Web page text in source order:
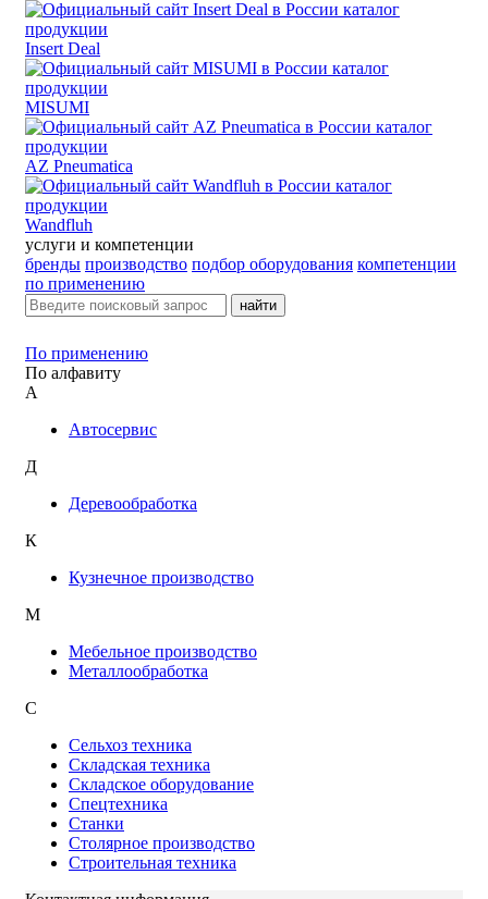
Insert Deal
MISUMI
AZ Pneumatica
Wandfluh
услуги и компетенции
бренды производство подбор оборудования компетенции
по применению
найти
По применению
По алфавиту
А
Автосервис
Д
Деревообработка
К
Кузнечное производство
М
Мебельное производство
Металлообработка
С
Сельхоз техника
Складская техника
Складское оборудование
Спецтехника
Станки
Столярное производство
Строительная техника